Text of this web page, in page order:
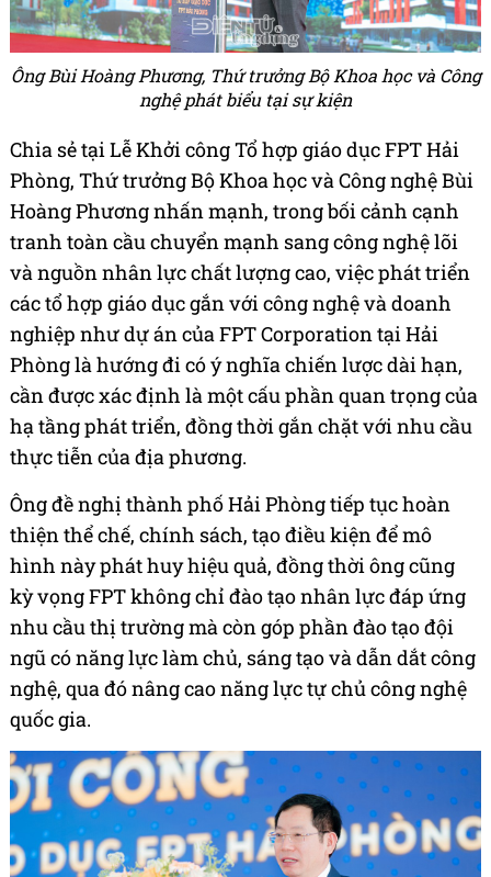
Ông Bùi Hoàng Phương, Thứ trưởng Bộ Khoa học và Công
nghệ phát biểu tại sự kiện
Chia sẻ tại Lễ Khởi công Tổ hợp giáo dục FPT Hải
Phòng, Thứ trưởng Bộ Khoa học và Công nghệ Bùi
Hoàng Phương nhấn mạnh, trong bối cảnh cạnh
tranh toàn cầu chuyển mạnh sang công nghệ lõi
và nguồn nhân lực chất lượng cao, việc phát triển
các tổ hợp giáo dục gắn với công nghệ và doanh
nghiệp như dự án của FPT Corporation tại Hải
Phòng là hướng đi có ý nghĩa chiến lược dài hạn,
cần được xác định là một cấu phần quan trọng của
hạ tầng phát triển, đồng thời gắn chặt với nhu cầu
thực tiễn của địa phương.
Ông đề nghị thành phố Hải Phòng tiếp tục hoàn
thiện thể chế, chính sách, tạo điều kiện để mô
hình này phát huy hiệu quả, đồng thời ông cũng
kỳ vọng FPT không chỉ đào tạo nhân lực đáp ứng
nhu cầu thị trường mà còn góp phần đào tạo đội
ngũ có năng lực làm chủ, sáng tạo và dẫn dắt công
nghệ, qua đó nâng cao năng lực tự chủ công nghệ
quốc gia.